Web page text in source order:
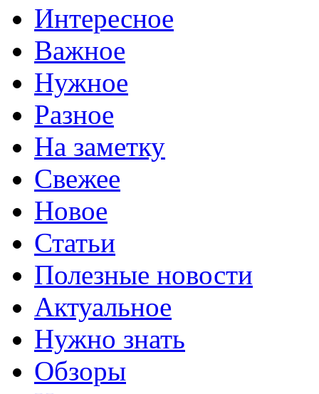
Интересное
Важное
Нужное
Разное
На заметку
Свежее
Новое
Статьи
Полезные новости
Актуальное
Нужно знать
Обзоры